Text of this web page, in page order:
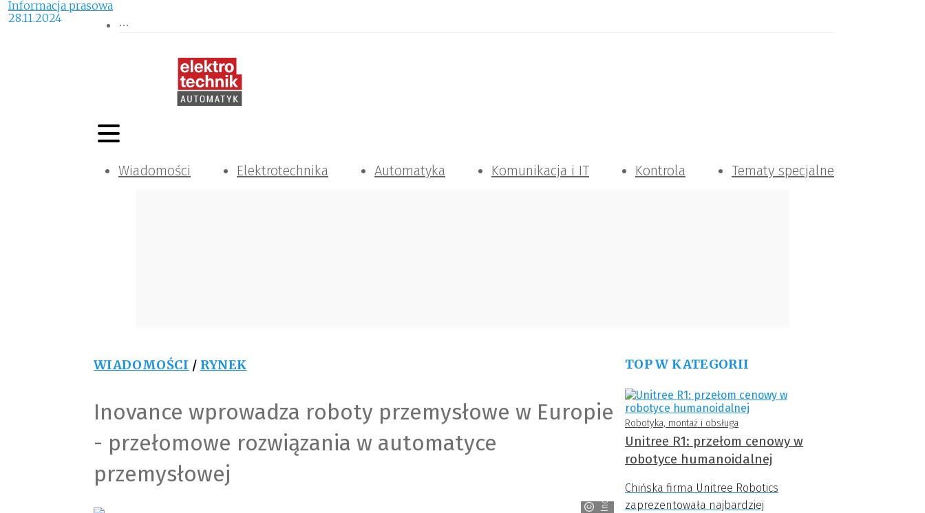
Wiadomości Elektrotechnika Automatyka Komunikacja i IT Kontrola Tematy specjalne
WIADOMOŚCI / RYNEK
Inovance wprowadza roboty przemysłowe w Europie
- przełomowe rozwiązania w automatyce
przemysłowej
Inovance
Informacja prasowa
28.11.2024
TOP W KATEGORII
Robotyka, montaż i obsługa
Unitree R1: przełom cenowy w
robotyce humanoidalnej
Chińska firma Unitree Robotics
zaprezentowała najbardziej